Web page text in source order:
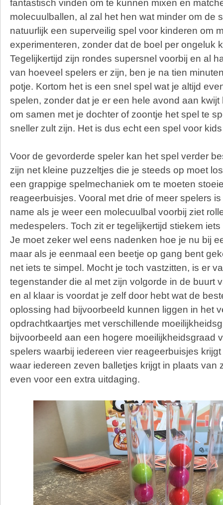
fantastisch vinden om te kunnen mixen en
molecuulballen, al zal het hen wat minder om de
natuurlijk een superveilig spel voor kinderen om
experimenteren, zonder dat de boel per ongeluk
Tegelijkertijd zijn rondes supersnel voorbij en al
van hoeveel spelers er zijn, ben je na tien
potje. Kortom het is een snel spel wat je altijd
spelen, zonder dat je er een hele avond aan kwijt
om samen met je dochter of zoontje het spel te
sneller zult zijn. Het is dus echt een spel voor
Voor de gevorderde speler kan het spel verder
zijn net kleine puzzeltjes die je steeds op moet
een grappige spelmechaniek om te moeten
reageerbuisjes. Vooral met drie of meer spelers
name als je weer een molecuulbal voorbij ziet
medespelers. Toch zit er tegelijkertijd stiekem
Je moet zeker wel eens nadenken hoe je nu bij
maar als je eenmaal een beetje op gang bent
net iets te simpel. Mocht je toch vastzitten, is er
tegenstander die al met zijn volgorde in de buurt
en al klaar is voordat je zelf door hebt wat de
oplossing had bijvoorbeeld kunnen liggen in het
opdrachtkaartjes met verschillende
bijvoorbeeld aan een hogere moeilijkheidsgraad
spelers waarbij iedereen vier reageerbuisjes
waar iedereen zeven balletjes krijgt in plaats van
even voor een extra uitdaging.